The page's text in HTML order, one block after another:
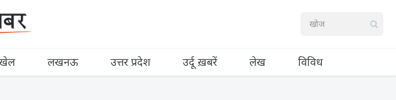
लखनऊ उत्तर प्रदेश उर्दू ख़बरें लेख विविध